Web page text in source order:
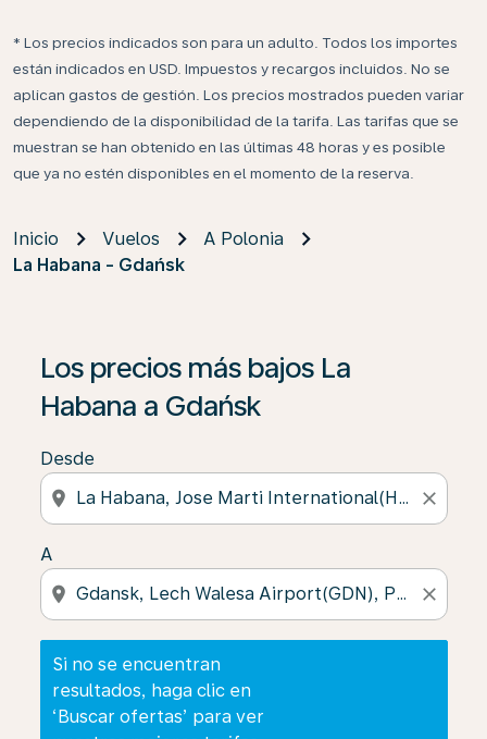
* Los precios indicados son para un adulto. Todos los importes
están indicados en USD. Impuestos y recargos incluidos. No se
aplican gastos de gestión. Los precios mostrados pueden variar
dependiendo de la disponibilidad de la tarifa. Las tarifas que se
muestran se han obtenido en las últimas 48 horas y es posible
que ya no estén disponibles en el momento de la reserva.
Inicio Vuelos
A Polonia
La Habana - Gdańsk
Los precios más bajos La
Habana a Gdańsk
Desde
location_on close
A
location_on close
Si no se encuentran
resultados, haga clic en
‘Buscar ofertas’ para ver
Si no se encuentran resultados, haga clic en ‘Buscar